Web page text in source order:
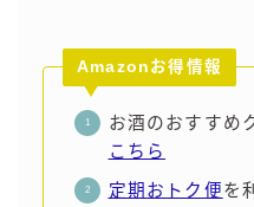
Amazonお得情報
お酒のおすすめ
こちら
定期おトク便を